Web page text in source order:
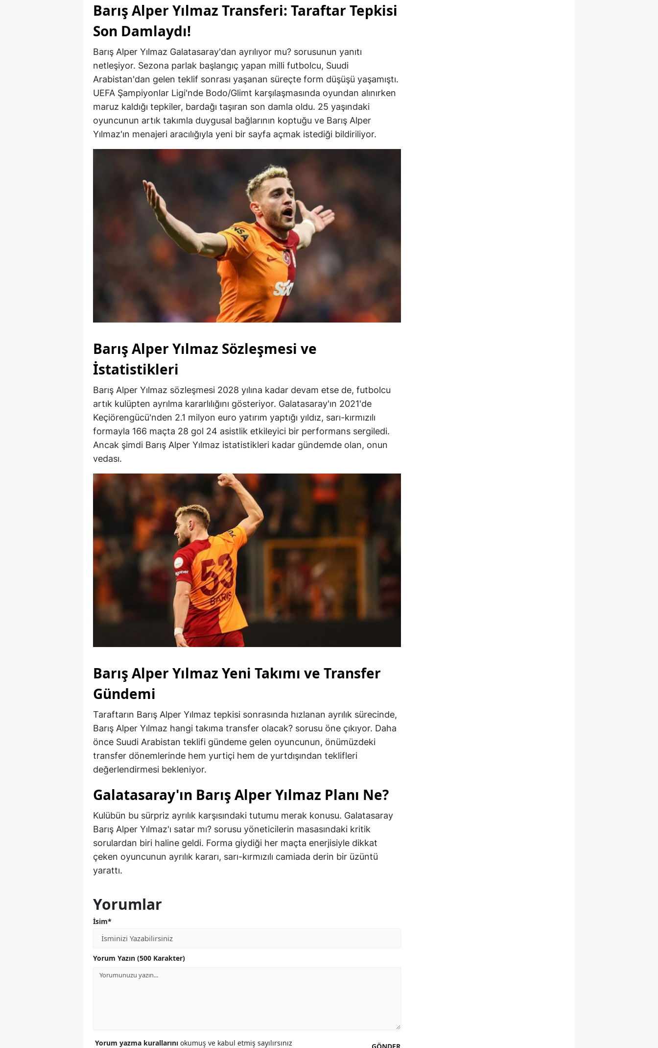
Barış Alper Yılmaz Transferi: Taraftar Tepkisi
Son Damlaydı!
Barış Alper Yılmaz Galatasaray'dan ayrılıyor mu? sorusunun yanıtı
netleşiyor. Sezona parlak başlangıç yapan milli futbolcu, Suudi
Arabistan'dan gelen teklif sonrası yaşanan süreçte form düşüşü yaşamıştı.
UEFA Şampiyonlar Ligi'nde Bodo/Glimt karşılaşmasında oyundan alınırken
maruz kaldığı tepkiler, bardağı taşıran son damla oldu. 25 yaşındaki
oyuncunun artık takımla duygusal bağlarının koptuğu ve Barış Alper
Yılmaz'ın menajeri aracılığıyla yeni bir sayfa açmak istediği bildiriliyor.
Barış Alper Yılmaz Sözleşmesi ve
İstatistikleri
Barış Alper Yılmaz sözleşmesi 2028 yılına kadar devam etse de, futbolcu
artık kulüpten ayrılma kararlılığını gösteriyor. Galatasaray'ın 2021'de
Keçiörengücü'nden 2.1 milyon euro yatırım yaptığı yıldız, sarı-kırmızılı
formayla 166 maçta 28 gol 24 asistlik etkileyici bir performans sergiledi.
Ancak şimdi Barış Alper Yılmaz istatistikleri kadar gündemde olan, onun
vedası.
Barış Alper Yılmaz Yeni Takımı ve Transfer
Gündemi
Taraftarın Barış Alper Yılmaz tepkisi sonrasında hızlanan ayrılık sürecinde,
Barış Alper Yılmaz hangi takıma transfer olacak? sorusu öne çıkıyor. Daha
önce Suudi Arabistan teklifi gündeme gelen oyuncunun, önümüzdeki
transfer dönemlerinde hem yurtiçi hem de yurtdışından teklifleri
değerlendirmesi bekleniyor.
Galatasaray'ın Barış Alper Yılmaz Planı Ne?
Kulübün bu sürpriz ayrılık karşısındaki tutumu merak konusu. Galatasaray
Barış Alper Yılmaz'ı satar mı? sorusu yöneticilerin masasındaki kritik
sorulardan biri haline geldi. Forma giydiği her maçta enerjisiyle dikkat
çeken oyuncunun ayrılık kararı, sarı-kırmızılı camiada derin bir üzüntü
yarattı.
Yorumlar
İsim*
Yorum Yazın (500 Karakter)
Yorum yazma kurallarını okumuş ve kabul etmiş sayılırsınız